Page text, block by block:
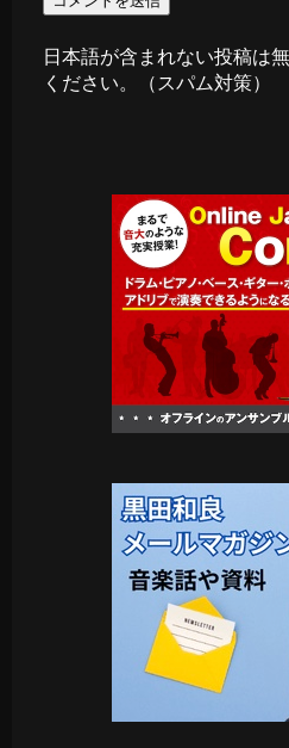
日本語が含まれない投稿は
ください。（スパム対策）